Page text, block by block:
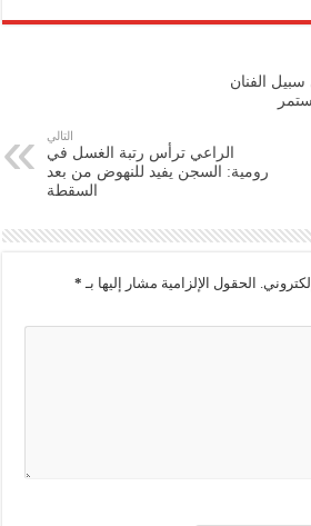
الفنان
التالي
الراعي ترأس رتبة الغسل في
رومية: السجن يفيد للنهوض من بعد
السقطة
الحقول الإلزامية مشار إليها بـ *